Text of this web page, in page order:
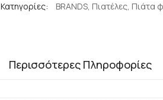
Κατηγορίες: BRANDS, Πιατέλες, Πιάτα
Περισσότερες Πληροφορίες